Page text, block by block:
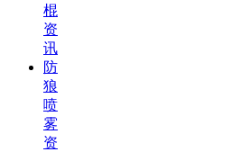
棍
资
讯
防
狼
喷
雾
资